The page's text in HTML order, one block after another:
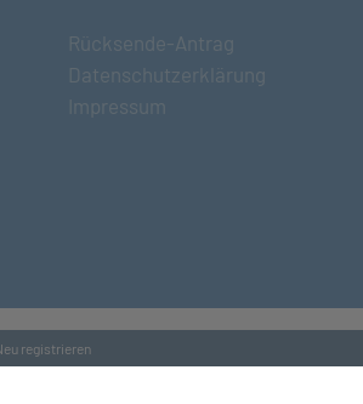
Rücksende-Antrag
Datenschutzerklärung
Impressum
•
registrieren